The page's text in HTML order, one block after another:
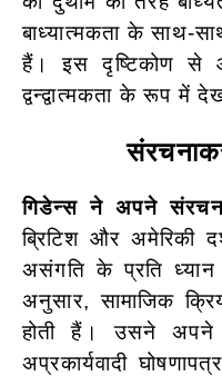
बाध्यात्मकता के साथ-
हैं। इस दृष्टिकोण से
द्वन्द्वात्मकता के रूप में
गिडेन्स ने अपने
ब्रिटिश और अमेरिकी
असंगति के प्रति
अनुसार, सामाजिक
होती हैं। उसने अपने
अप्रकार्यवादी